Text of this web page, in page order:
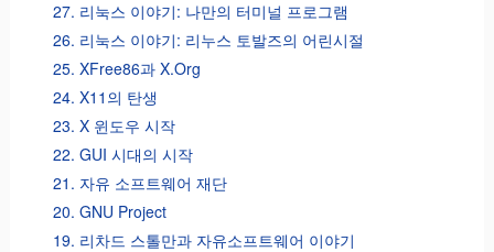
27. 리눅스 이야기: 나만의 터미널 프로그램
26. 리눅스 이야기: 리누스 토발즈의 어린시절
25. XFree86과 X.Org
24. X11의 탄생
23. X 윈도우 시작
22. GUI 시대의 시작
21. 자유 소프트웨어 재단
20. GNU Project
19. 리차드 스톨만과 자유소프트웨어 이야기